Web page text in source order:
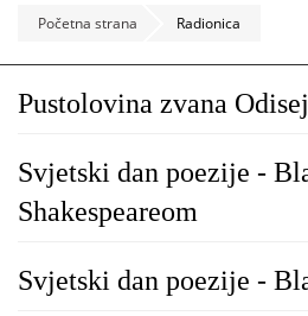
Početna strana Radionica
Pustolovina zvana
Svjetski dan poezije -
Shakespeareom
Svjetski dan poezije -